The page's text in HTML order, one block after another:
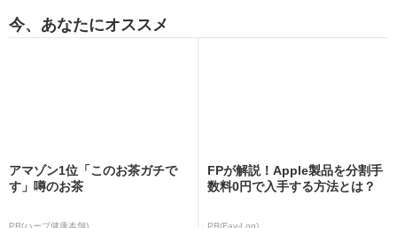
今、あなたにオススメ
アマゾン1位「このお茶ガチで
す」噂のお茶
PR(ハーブ健康本舗)
FPが解説！Apple製品を分割手
数料0円で入手する方法とは？
PR(Fav-Log)